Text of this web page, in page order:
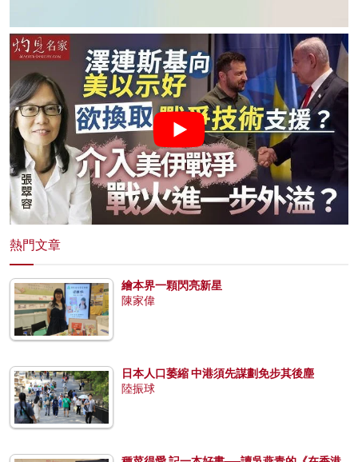
熱門文章
繪本界一顆閃亮新星
陳家偉
日本人口萎縮 中港須先謀劃免步其後塵
陸振球